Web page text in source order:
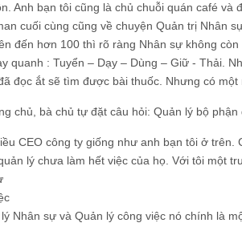
Anh bạn tôi cũng là chủ chuỗi quán café và
cuối cùng cũng về chuyện Quản trị Nhân
đến hơn 100 thì rõ ràng Nhân sự không
quanh : Tuyển – Dạy – Dùng – Giữ - Thải.
đọc ắt sẽ tìm được bài thuốc. Nhưng có
chủ, bà chủ tự đặt câu hỏi: Quản lý bộ
CEO công ty giống như anh bạn tôi ở
lý chưa làm hết việc của họ. Với tôi một
Nhân sự và Quản lý công việc nó chính là